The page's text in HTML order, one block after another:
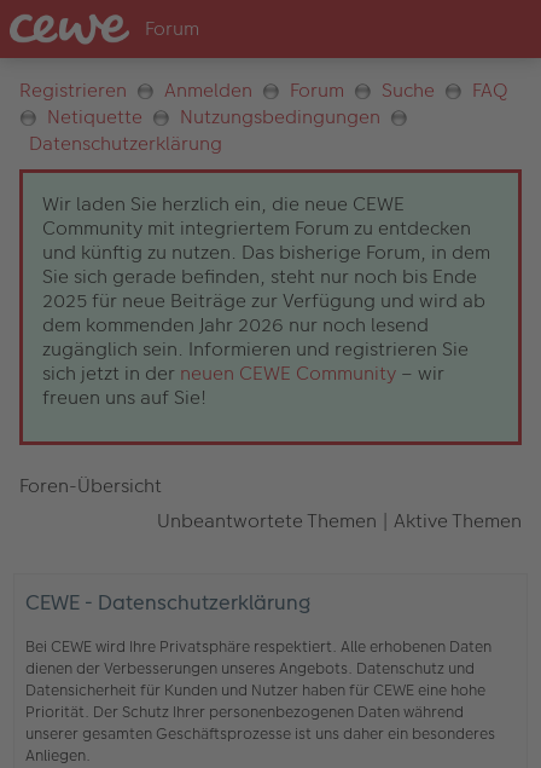
Registrieren Anmelden Forum Suche
FAQ
Netiquette
Nutzungsbedingungen
Datenschutzerklärung
Wir laden Sie herzlich ein, die neue CEWE
Community mit integriertem Forum zu entdecken
und künftig zu nutzen. Das bisherige Forum, in dem
Sie sich gerade befinden, steht nur noch bis Ende
2025 für neue Beiträge zur Verfügung und wird ab
dem kommenden Jahr 2026 nur noch lesend
zugänglich sein. Informieren und registrieren Sie
sich jetzt in der neuen CEWE Community – wir
freuen uns auf Sie!
Foren-Übersicht
Unbeantwortete Themen | Aktive Themen
CEWE - Datenschutzerklärung
Bei CEWE wird Ihre Privatsphäre respektiert. Alle erhobenen Daten
dienen der Verbesserungen unseres Angebots. Datenschutz und
Datensicherheit für Kunden und Nutzer haben für CEWE eine hohe
Priorität. Der Schutz Ihrer personenbezogenen Daten während
unserer gesamten Geschäftsprozesse ist uns daher ein besonderes
Anliegen.